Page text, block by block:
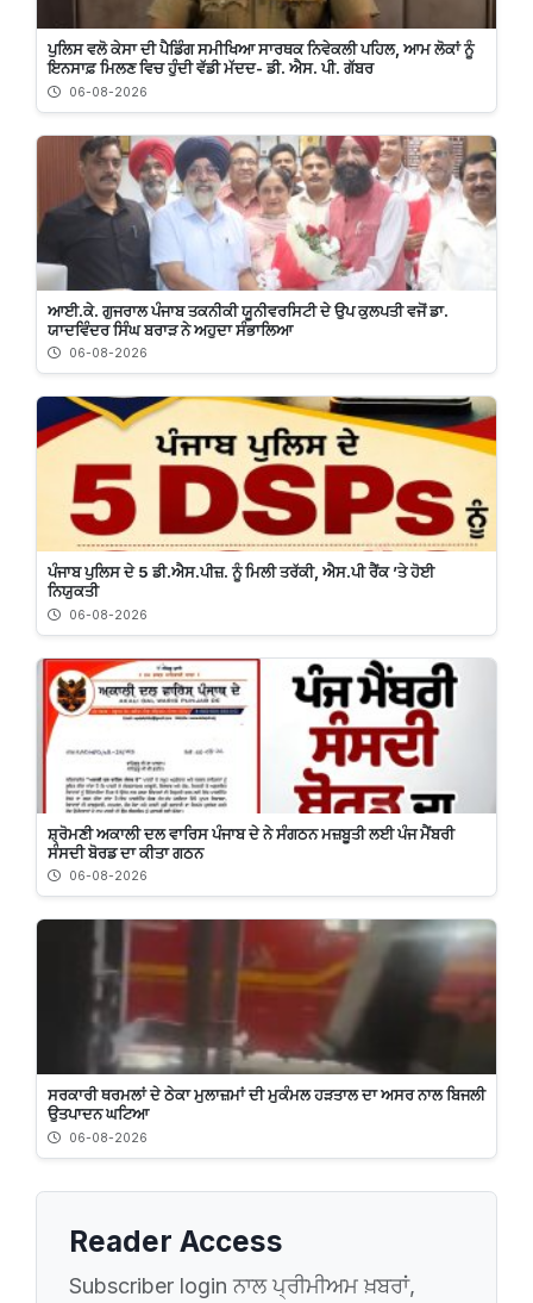
ਪੁਲਿਸ ਵਲੋ ਕੇਸਾ ਦੀ ਪੈਡਿੰਗ ਸਮੀਖਿਆ ਸਾਰਥਕ ਨਿਵੇਕਲੀ ਪਹਿਲ, ਆਮ ਲੋਕਾਂ ਨੂੰ
ਇਨਸਾਫ਼ ਮਿਲਣ ਵਿਚ ਹੁੰਦੀ ਵੱਡੀ ਮੱਦਦ- ਡੀ. ਐਸ. ਪੀ. ਗੱਬਰ
06-08-2026
ਆਈ.ਕੇ. ਗੁਜਰਾਲ ਪੰਜਾਬ ਤਕਨੀਕੀ ਯੂਨੀਵਰਸਿਟੀ ਦੇ ਉਪ ਕੁਲਪਤੀ ਵਜੋਂ ਡਾ.
ਯਾਦਵਿੰਦਰ ਸਿੰਘ ਬਰਾੜ ਨੇ ਅਹੁਦਾ ਸੰਭਾਲਿਆ
06-08-2026
ਪੰਜਾਬ ਪੁਲਿਸ ਦੇ 5 ਡੀ.ਐਸ.ਪੀਜ਼. ਨੂੰ ਮਿਲੀ ਤਰੱਕੀ, ਐਸ.ਪੀ ਰੈਂਕ ’ਤੇ ਹੋਈ
ਨਿਯੁਕਤੀ
06-08-2026
ਸ਼੍ਰੋਮਣੀ ਅਕਾਲੀ ਦਲ ਵਾਰਿਸ ਪੰਜਾਬ ਦੇ ਨੇ ਸੰਗਠਨ ਮਜ਼ਬੂਤੀ ਲਈ ਪੰਜ ਮੈਂਬਰੀ
ਸੰਸਦੀ ਬੋਰਡ ਦਾ ਕੀਤਾ ਗਠਨ
06-08-2026
ਸਰਕਾਰੀ ਥਰਮਲਾਂ ਦੇ ਠੇਕਾ ਮੁਲਾਜ਼ਮਾਂ ਦੀ ਮੁਕੰਮਲ ਹੜਤਾਲ ਦਾ ਅਸਰ ਨਾਲ ਬਿਜਲੀ
ਉਤਪਾਦਨ ਘਟਿਆ
06-08-2026
Reader Access
Subscriber login ਨਾਲ ਪ੍ਰੀਮੀਅਮ ਖ਼ਬਰਾਂ,